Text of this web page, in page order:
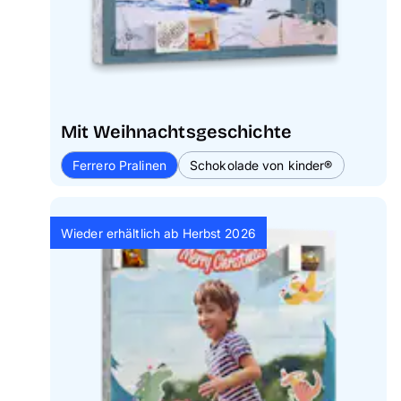
klimafreundlicher zu werden.
Die Schokolade unseres neuen Foto-
Adventskalenders mit Tony's Chocolonely ist
werden. So einfach geht's!
Mit Weihnachtsgeschichte
Ferrero Pralinen Schokolade von kinder®
Wieder erhältlich ab Herbst 2026